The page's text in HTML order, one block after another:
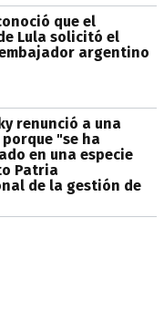
que el
Lula solicitó el
argentino
renunció a una
"se ha
en una especie
Patria
de la gestión de